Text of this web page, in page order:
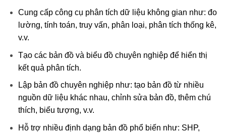
Cung cấp công cụ phân tích dữ liệu không gian như: đo
lường, tính toán, truy vấn, phân loại, phân tích thống kê,
v.v.
Tạo các bản đồ và biểu đồ chuyên nghiệp để hiển thị
kết quả phân tích.
Lập bản đồ chuyên nghiệp như: tạo bản đồ từ nhiều
nguồn dữ liệu khác nhau, chỉnh sửa bản đồ, thêm chú
thích, biểu tượng, v.v.
Hỗ trợ nhiều định dạng bản đồ phổ biến như: SHP,